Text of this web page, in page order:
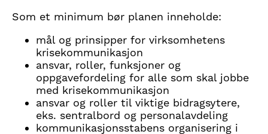
Som et minimum bør planen inneholde:
mål og prinsipper for virksomhetens
krisekommunikasjon
ansvar, roller, funksjoner og
oppgavefordeling for alle som skal jobbe
med krisekommunikasjon
ansvar og roller til viktige bidragsytere,
eks. sentralbord og personalavdeling
kommunikasjonsstabens organisering i